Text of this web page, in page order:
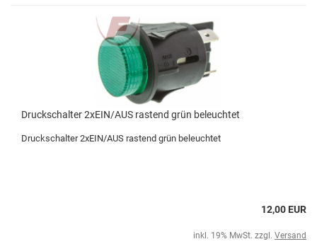
Druckschalter 2xEIN/AUS rastend grün beleuchtet
Druckschalter 2xEIN/AUS rastend grün beleuchtet
12,00 EUR
inkl. 19% MwSt. zzgl. Versand